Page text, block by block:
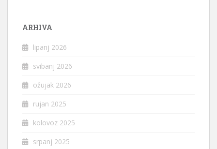
ARHIVA
lipanj 2026
svibanj 2026
ožujak 2026
rujan 2025
kolovoz 2025
srpanj 2025